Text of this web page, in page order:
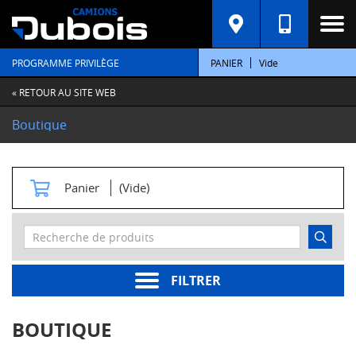
PROGRAMME PRIVILÈGE PANIER Vide
« RETOUR AU SITE WEB
Boutique
Panier (Vide)
FILTRER
C
A
T
É
G
O
R
E
S
t
e
r
moteur
BOUTIQUE